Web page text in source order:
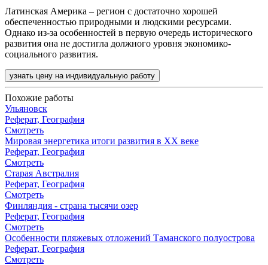
Латинская Америка – регион с достаточно хорошей
обеспеченностью природными и людскими ресурсами.
Однако из-за особенностей в первую очередь исторического
развития она не достигла должного уровня экономико-
социального развития.
узнать цену на индивидуальную работу
Похожие работы
Ульяновск
Реферат, География
Смотреть
Мировая энергетика итоги развития в XX веке
Реферат, География
Смотреть
Старая Австралия
Реферат, География
Смотреть
Финляндия - страна тысячи озер
Реферат, География
Смотреть
Особенности пляжевых отложений Таманского полуострова
Реферат, География
Смотреть